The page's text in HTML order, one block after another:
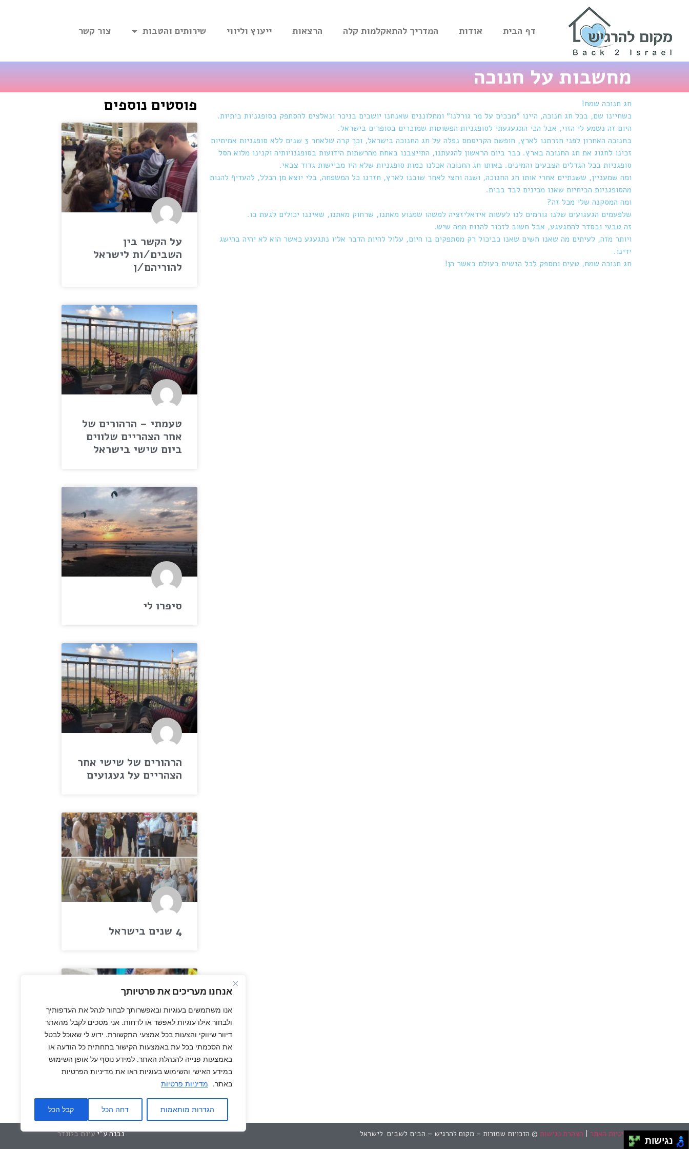
אנחנו מעריכים את פרטיותך
אנו משתמשים בעוגיות ובאפשרותך לבחור לנהל את העדפותיך
ולבחור אילו עוגיות לאפשר או לדחות. אני מסכים לקבל מהאתר
דיוור שיווקי והצעות בכל אמצעי התקשורת. ידוע לי שאוכל לבטל
את הסכמתי בכל עת באמצעות הקישור בתחתית כל הודעה או
באמצעות פנייה להנהלת האתר. למידע נוסף על אופן השימוש
במידע האישי והשימוש בעוגיות ראו את מדיניות הפרטיות
באתר.
מדיניות פרטיות
הגדרות מותאמות דחה הכל קבל הכל
דף הבית אודות המדריך להתאקלמות קלה הרצאות ייעוץ וליווי שירותים והטבות צור קשר
מחשבות על חנוכה
חג חנוכה שמח!
כשחיינו שם, בכל חג חנוכה, היינו ״מבכים על מר גורלנו״ ומתלוננים שאנחנו יושבים בניכר ונאלצים להסתפק בסופגניות ביתיות.
היום זה נשמע לי הזוי, אבל הכי התגעגעתי לסופגניות הפשוטות שמוכרים בסופרים בישראל.
בחנוכה האחרון לפני חזרתנו לארץ, חופשת הקריסמס נפלה על חג החנוכה בישראל, וכך קרה שלאחר 3 שנים ללא סופגניות אמיתיות
זכינו לחגוג את חג החנוכה בארץ. כבר ביום הראשון להגעתנו, התייצבנו באחת מהרשתות הידועות בסופגנויותיה וקנינו מלוא הסל
סופגניות בכל הגדלים הצבעים והמינים. באותו חג החנוכה אכלנו כמות סופגניות שלא היו מביישות גדוד צבאי.
ומה שמעניין, ששנתיים אחרי אותו חג החנוכה, ושנה וחצי לאחר שובנו לארץ, חזרנו כל המשפחה, בלי יוצא מן הכלל, להעדיף להנות
מהסופגניות הביתיות שאנו מכינים לבד בבית.
ומה המסקנה שלי מכל זה?
שלפעמים הגעגועים שלנו גורמים לנו לעשות אידאליזציה למשהו שמנוע מאתנו, שרחוק מאתנו, שאיננו יכולים לגעת בו.
זה טבעי ובסדר להתגעגע, אבל חשוב לזכור להנות ממה שיש.
ויותר מזה, לעיתים מה שאנו חשים שאנו כביכול רק מסתפקים בו היום, עלול להיות הדבר אליו נתגעגע כאשר הוא לא יהיה בהישג
ידינו.
חג חנוכה שמח, טעים ומספק לכל הנשים בעולם באשר הן!
פוסטים נוספים
על הקשר בין
השבים/ות לישראל
להוריהם/ן
טעמתי – הרהורים של
אחר הצהריים שלווים
ביום שישי בישראל
סיפרו לי
הרהורים של שישי אחר
הצהריים על געגועים
4 שנים בישראל
3 שנים בישראל
מדיניות האתר הצהרת נגישות © הזכויות שמורות – מקום להרגיש – הבית לשבים לישראל נבנה ע"יעינת בלונדר
נגישות